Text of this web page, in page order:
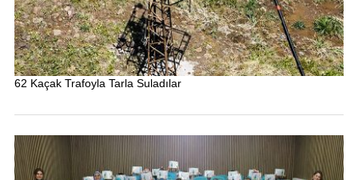
62 Kaçak Trafoyla Tarla Suladılar